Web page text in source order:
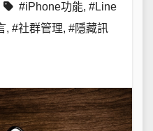
#iPhone功能, #Line
, #社群管理, #隱藏訊